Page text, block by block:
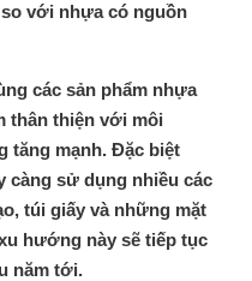
với nhựa có nguồn
các sản phẩm nhựa
thân thiện với môi
tăng mạnh. Đặc biệt
càng sử dụng nhiều các
túi giấy và những mặt
hướng này sẽ tiếp tục
năm tới.